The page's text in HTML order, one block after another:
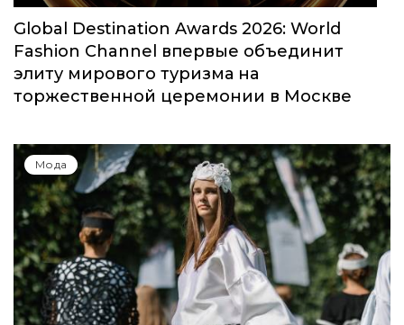
Global Destination Awards 2026: World
Fashion Channel впервые объединит
элиту мирового туризма на
торжественной церемонии в Москве
Мода